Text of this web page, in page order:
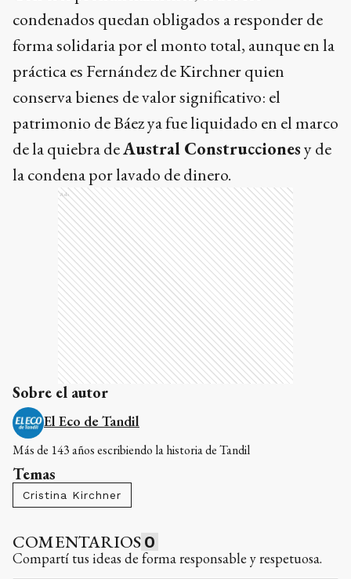
condenados quedan obligados a responder de
forma solidaria por el monto total, aunque en la
práctica es Fernández de Kirchner quien
conserva bienes de valor significativo: el
patrimonio de Báez ya fue liquidado en el marco
de la quiebra deAustral Construccionesy de
la condena por lavado de dinero.
Ads
Sobre el autor
El Eco de Tandil
Más de 143 años escribiendo la historia de Tandil
Temas
Cristina Kirchner
COMENTARIOS 0
Compartí tus ideas de forma responsable y respetuosa.